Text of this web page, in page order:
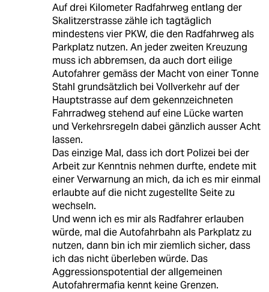
Auf drei Kilometer Radfahrweg entlang der
Skalitzerstrasse zähle ich tagtäglich
mindestens vier PKW, die den Radfahrweg als
Parkplatz nutzen. An jeder zweiten Kreuzung
muss ich abbremsen, da auch dort eilige
Autofahrer gemäss der Macht von einer Tonne
Stahl grundsätzlich bei Vollverkehr auf der
Hauptstrasse auf dem gekennzeichneten
Fahrradweg stehend auf eine Lücke warten
und Verkehrsregeln dabei gänzlich ausser Acht
lassen.
Das einzige Mal, dass ich dort Polizei bei der
Arbeit zur Kenntnis nehmen durfte, endete mit
einer Verwarnung an mich, da ich es mir einmal
erlaubte auf die nicht zugestellte Seite zu
wechseln.
Und wenn ich es mir als Radfahrer erlauben
würde, mal die Autofahrbahn als Parkplatz zu
nutzen, dann bin ich mir ziemlich sicher, dass
ich das nicht überleben würde. Das
Aggressionspotential der allgemeinen
Autofahrermafia kennt keine Grenzen.